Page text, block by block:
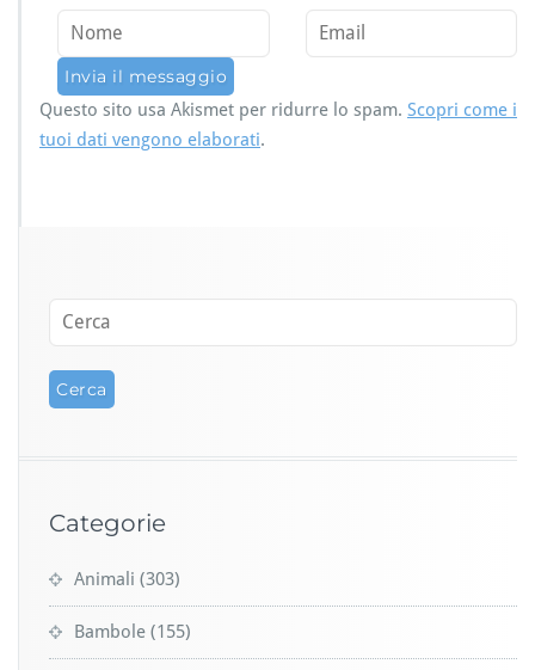
Questo sito usa Akismet per ridurre lo spam. Scopri come i
tuoi dati vengono elaborati.
Categorie
Animali (303)
Bambole (155)